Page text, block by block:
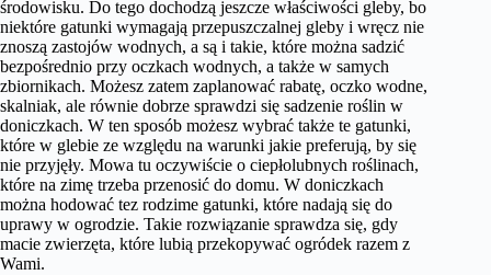
środowisku. Do tego dochodzą jeszcze właściwości gleby, bo
niektóre gatunki wymagają przepuszczalnej gleby i wręcz nie
znoszą zastojów wodnych, a są i takie, które można sadzić
bezpośrednio przy oczkach wodnych, a także w samych
zbiornikach. Możesz zatem zaplanować rabatę, oczko wodne,
skalniak, ale równie dobrze sprawdzi się sadzenie roślin w
doniczkach. W ten sposób możesz wybrać także te gatunki,
które w glebie ze względu na warunki jakie preferują, by się
nie przyjęły. Mowa tu oczywiście o ciepłolubnych roślinach,
które na zimę trzeba przenosić do domu. W doniczkach
można hodować tez rodzime gatunki, które nadają się do
uprawy w ogrodzie. Takie rozwiązanie sprawdza się, gdy
macie zwierzęta, które lubią przekopywać ogródek razem z
Wami.